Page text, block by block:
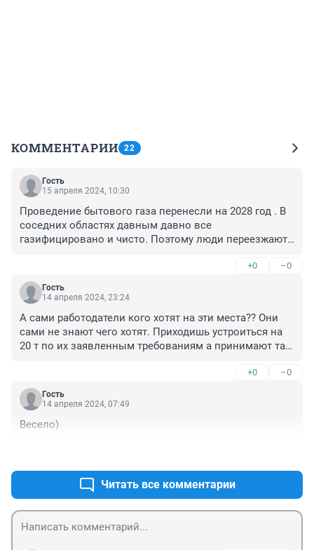
КОММЕНТАРИИ 22
Гость
15 апреля 2024, 10:30
Проведение бытового газа перенесли на 2028 год . В
соседних областях давным давно все
газифицировано и чисто. Поэтому люди переезжают
+0 –0
Гость
14 апреля 2024, 23:24
А сами работодатели кого хотят на эти места?? Они
сами не знают чего хотят. Приходишь устроиться на
20 т по их заявленным требованиям а принимают так
на самом деле на менеджера в центр занятосьи. Есть
опыт, образование. А толку. О чем жалуемся работы
много но по факту ищут не то о чем пишут. Я думала
супер пупер работник за ваши 20-30 работать не будет
+0 –0
Гость
14 апреля 2024, 07:49
Весело)
Читать все комментарии